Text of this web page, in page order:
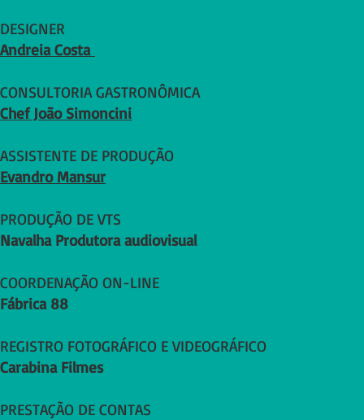
DESIGNER
Andreia Costa
CONSULTORIA GASTRONÔMICA
Chef João Simoncini
ASSISTENTE DE PRODUÇÃO
Evandro Mansur
PRODUÇÃO DE VTS
Navalha Produtora audiovisual
COORDENAÇÃO ON-LINE
Fábrica 88
REGISTRO FOTOGRÁFICO E VIDEOGRÁFICO
Carabina Filmes
PRESTAÇÃO DE CONTAS